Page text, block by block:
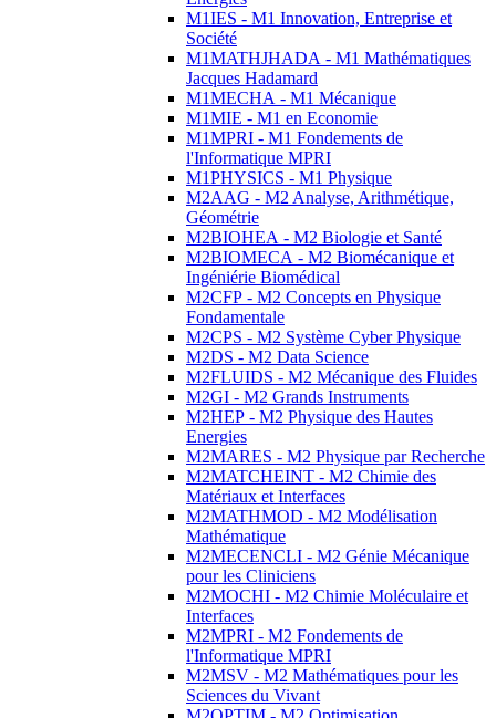
M1IES - M1 Innovation, Entreprise et
Société
M1MATHJHADA - M1 Mathématiques
Jacques Hadamard
M1MECHA - M1 Mécanique
M1MIE - M1 en Economie
M1MPRI - M1 Fondements de
l'Informatique MPRI
M1PHYSICS - M1 Physique
M2AAG - M2 Analyse, Arithmétique,
Géométrie
M2BIOHEA - M2 Biologie et Santé
M2BIOMECA - M2 Biomécanique et
Ingéniérie Biomédical
M2CFP - M2 Concepts en Physique
Fondamentale
M2CPS - M2 Système Cyber Physique
M2DS - M2 Data Science
M2FLUIDS - M2 Mécanique des Fluides
M2GI - M2 Grands Instruments
M2HEP - M2 Physique des Hautes
Energies
M2MARES - M2 Physique par Recherche
M2MATCHEINT - M2 Chimie des
Matériaux et Interfaces
M2MATHMOD - M2 Modélisation
Mathématique
M2MECENCLI - M2 Génie Mécanique
pour les Cliniciens
M2MOCHI - M2 Chimie Moléculaire et
Interfaces
M2MPRI - M2 Fondements de
l'Informatique MPRI
M2MSV - M2 Mathématiques pour les
Sciences du Vivant